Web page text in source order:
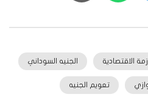
الاقتصادية الجنيه السوداني
تعويم الجنيه